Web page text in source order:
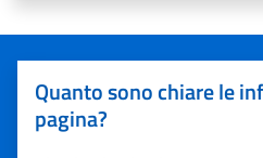
Quanto sono chiare le
pagina?